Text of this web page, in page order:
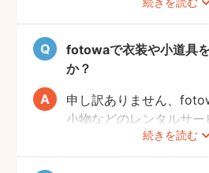
追加料金も一切なしで
をお楽しみいただけます
fotowaで衣装や小道具
か？
続きを読む
申し訳ありません、
小物などのレンタルサ
おりませんので、お客
願いしております。